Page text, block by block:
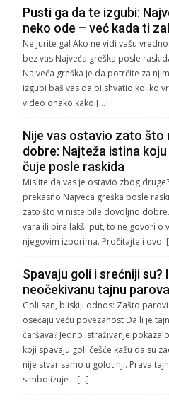
Pusti ga da te izgubi:
neko ode – već kada ti
Ne jurite ga! Ako ne vidi vašu
bez vas Najveća greška posle
Najveća greška je da potrčite za
izgubi baš vas da bi shvatio koliko
video onako kako […]
Nije vas ostavio zato što
dobre: Najteža istina
čuje posle raskida
Mislite da vas je ostavio zbog
prekasno Najveća greška posle
zato što vi niste bile dovoljno
vara ili bira lakši put, to ne govori o
njegovim izborima. Pročitajte i ovo:
Spavaju goli i srećniji
neočekivanu tajnu
Goli san, bliskiji odnos: Zašto
osećaju veću povezanost Da li je
čaršava? Jedno istraživanje
koji spavaju goli češće kažu da su
nije stvar samo u golotinji. Prava
simbolizuje – […]